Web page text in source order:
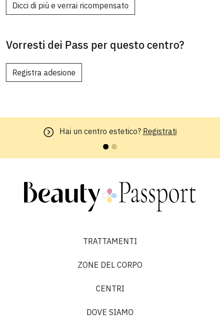
Dicci di più e verrai ricompensato
Vorresti dei Pass per questo centro?
Registra adesione
Hai un centro estetico? Registrati
TRATTAMENTI
ZONE DEL CORPO
CENTRI
DOVE SIAMO